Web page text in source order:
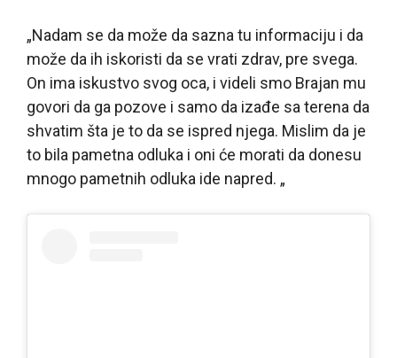
„Nadam se da može da sazna tu informaciju i da
može da ih iskoristi da se vrati zdrav, pre svega.
On ima iskustvo svog oca, i videli smo Brajan mu
govori da ga pozove i samo da izađe sa terena da
shvatim šta je to da se ispred njega. Mislim da je
to bila pametna odluka i oni će morati da donesu
mnogo pametnih odluka ide napred. „